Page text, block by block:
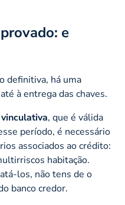
e
definitiva, há uma
à entrega das chaves.
, que é válida
período, é necessário
associados ao crédito:
habitação.
los, não tens de o
banco credor.